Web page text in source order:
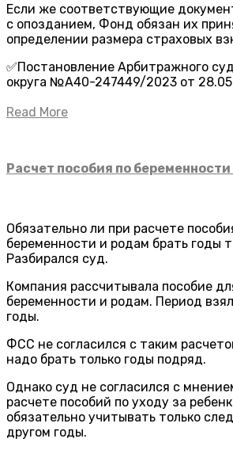
Если же соответствующие
с опозданием, Фонд обязан их
определении размера страховых
✅Постановление Арбитражного
округа №А40-247449/2023 от
Read More
Расчет пособия по
Обязательно ли при расчете
беременности и родам брать годы
Разбирался суд.
Компания рассчитывала пособие
беременности и родам. Период
годы.
ФСС не согласился с таким
надо брать только годы подряд.
Однако суд не согласился с
расчете пособий по уходу за
обязательно учитывать только
другом годы.